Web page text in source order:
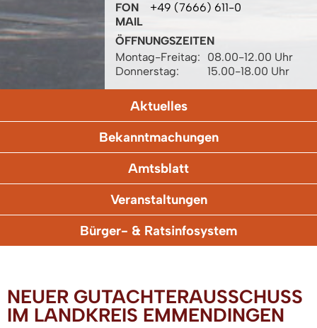
FON
+49 (7666) 611-0
MAIL
ÖFFNUNGSZEITEN
Montag-Freitag:
08.00-12.00 Uhr
Donnerstag:
15.00-18.00 Uhr
Aktuelles
Bekanntmachungen
Amtsblatt
Veranstaltungen
Bürger- & Ratsinfosystem
NEUER GUTACHTERAUSSCHUSS
IM LANDKREIS EMMENDINGEN